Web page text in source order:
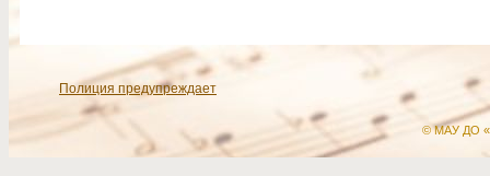
Полиция предупреждает
© МАУ ДО